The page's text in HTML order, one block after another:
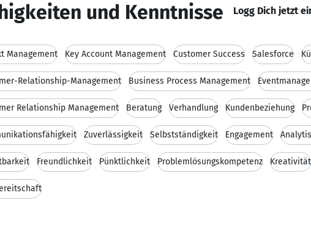
und Kenntnisse Logg Dich jetzt
Management Key Account Management Customer Success Salesforce
Relationship-Management Business Process Management
Relationship Management Beratung Verhandlung Kundenbeziehung
Zuverlässigkeit Selbstständigkeit Engagement
Freundlichkeit Pünktlichkeit Problemlösungskompetenz Kreativität